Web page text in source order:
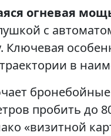
огневая
с
Ключевая
в
пробить до
«визитной